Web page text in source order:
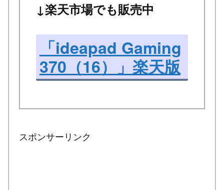
↓楽天市場でも販売中
「ideapad Gaming
370（16）」楽天版
スポンサーリンク